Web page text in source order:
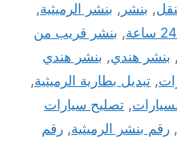
, بنشر , بنشر الرميثية,
, بنشر قريب من
, بنشر هندي, بنشر هندي
, تبديل بطارية الرميثية,
, تصليح سيارات
, رقم بنشر الرميثية, رقم